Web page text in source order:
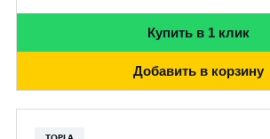
Купить в 1 клик
Добавить в корзину